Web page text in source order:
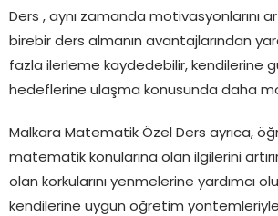
Ders , aynı zamanda motivasyonlarını
birebir ders almanın avantajlarından
fazla ilerleme kaydedebilir, kendilerine
hedeflerine ulaşma konusunda daha
Malkara Matematik Özel Ders ayrıca,
matematik konularına olan ilgilerini
olan korkularını yenmelerine yardımcı
kendilerine uygun öğretim